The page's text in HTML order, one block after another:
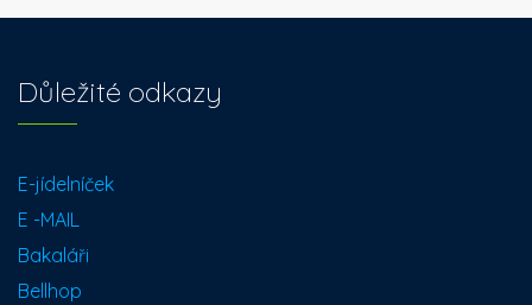
Důležité odkazy
E-jídelníček
E -MAIL
Bakaláři
Bellhop